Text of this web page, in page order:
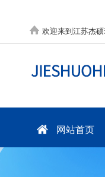
欢迎来到江苏杰
网站首页